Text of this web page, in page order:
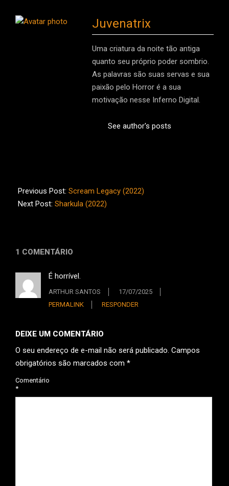
Juvenatrix
Uma criatura da noite tão antiga
quanto seu próprio poder sombrio.
As palavras são suas servas e sua
paixão pelo Horror é a sua
motivação nesse Inferno Digital.
See author's posts
09-
25
Previous Post: Scream Legacy (2022)
Next Post: Sharkula (2022)
1 COMENTÁRIO
É horrível.
ARTHUR SANTOS
17/07/2025
PERMALINK
RESPONDER
DEIXE UM COMENTÁRIO
O seu endereço de e-mail não será publicado. Campos
obrigatórios são marcados com *
Comentário
*